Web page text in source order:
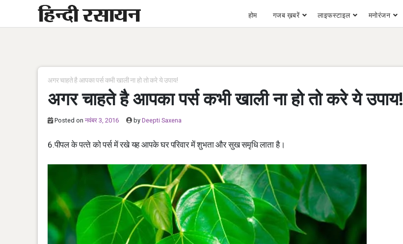
content
होम गजब ख़बरें लाइफस्टाइल मनोरंजन
अगर चाहते है आपका पर्स कभी खाली ना हो तो करे ये उपाय!
अगर चाहते है आपका पर्स कभी खाली ना हो तो करे ये उपाय!
Posted on नवंबर 3, 2016 by Deepti Saxena
6.पीपल के पत्‍ते को पर्स में रखे यह आपके घर परिवार में शुभता और सुख समृधि लाता है।